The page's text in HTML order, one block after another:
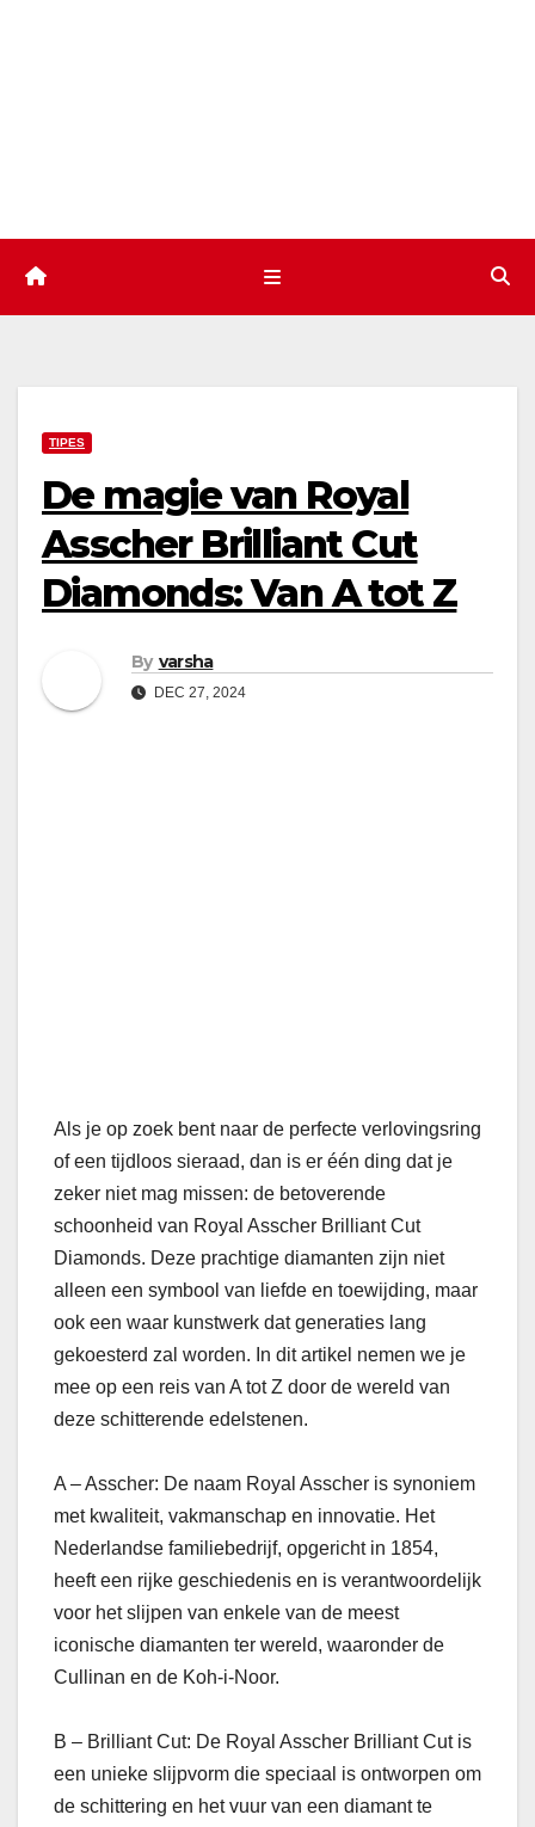
TIPES
De magie van Royal
Asscher Brilliant Cut
Diamonds: Van A tot Z
By varsha
DEC 27, 2024
Als je op zoek bent naar de perfecte verlovingsring
of een tijdloos sieraad, dan is er één ding dat je
zeker niet mag missen: de betoverende
schoonheid van Royal Asscher Brilliant Cut
Diamonds. Deze prachtige diamanten zijn niet
alleen een symbool van liefde en toewijding, maar
ook een waar kunstwerk dat generaties lang
gekoesterd zal worden. In dit artikel nemen we je
mee op een reis van A tot Z door de wereld van
deze schitterende edelstenen.
A – Asscher: De naam Royal Asscher is synoniem
met kwaliteit, vakmanschap en innovatie. Het
Nederlandse familiebedrijf, opgericht in 1854,
heeft een rijke geschiedenis en is verantwoordelijk
voor het slijpen van enkele van de meest
iconische diamanten ter wereld, waaronder de
Cullinan en de Koh-i-Noor.
B – Brilliant Cut: De Royal Asscher Brilliant Cut is
een unieke slijpvorm die speciaal is ontworpen om
de schittering en het vuur van een diamant te